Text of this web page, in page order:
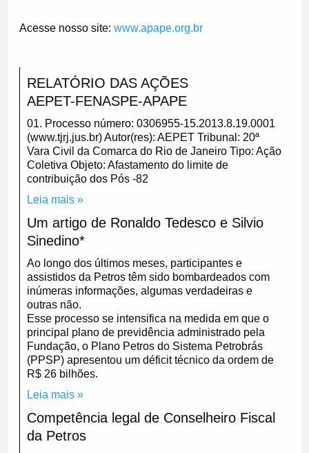
Acesse nosso site: www.apape.org.br
RELATÓRIO DAS AÇÕES
AEPET-FENASPE-APAPE
01. Processo número: 0306955-15.2013.8.19.0001
(www.tjrj.jus.br) Autor(res): AEPET Tribunal: 20ª
Vara Civil da Comarca do Rio de Janeiro Tipo: Ação
Coletiva Objeto: Afastamento do limite de
contribuição dos Pós -82
Leia mais »
Um artigo de Ronaldo Tedesco e Silvio
Sinedino*
Ao longo dos últimos meses, participantes e
assistidos da Petros têm sido bombardeados com
inúmeras informações, algumas verdadeiras e
outras não.
Esse processo se intensifica na medida em que o
principal plano de previdência administrado pela
Fundação, o Plano Petros do Sistema Petrobrás
(PPSP) apresentou um déficit técnico da ordem de
R$ 26 bilhões.
Leia mais »
Competência legal de Conselheiro Fiscal
da Petros